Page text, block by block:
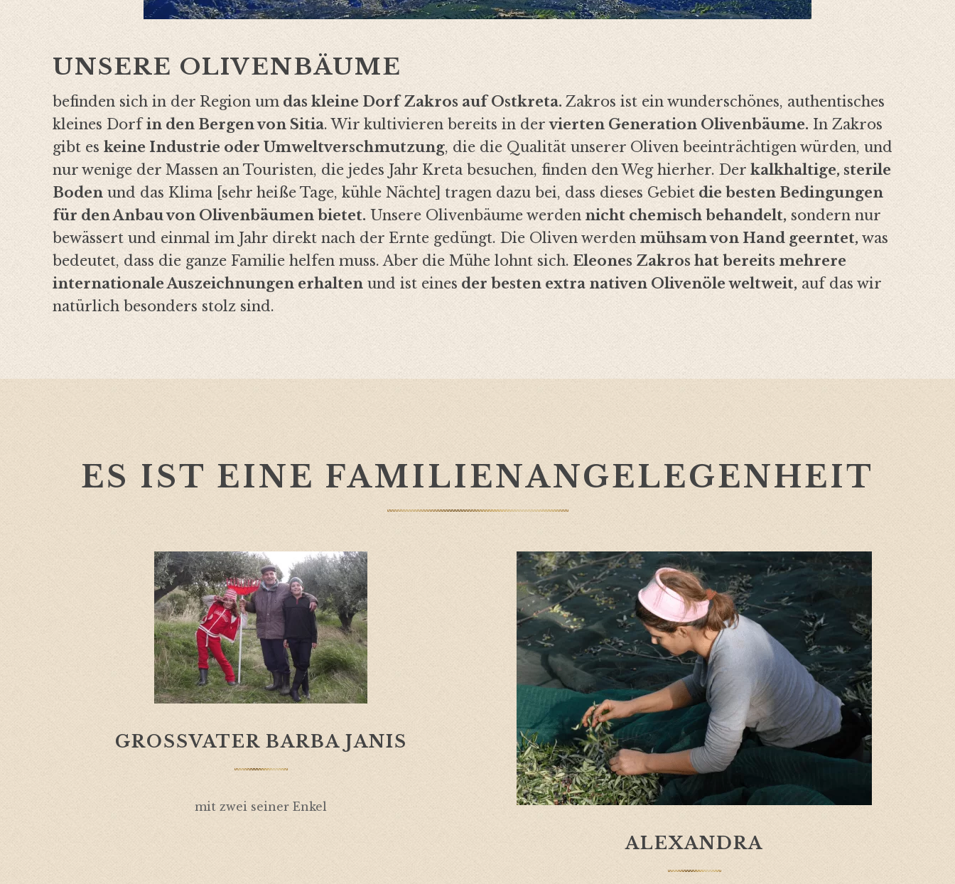
UNSERE OLIVENBÄUME
befinden sich in der Region um das kleine Dorf Zakros auf Ostkreta. Zakros ist ein wunderschönes, authentisches
kleines Dorfin den Bergen von Sitia. Wir kultivieren bereits in dervierten Generation Olivenbäume. In Zakros
gibt es keine Industrie oder Umweltverschmutzung, die die Qualität unserer Oliven beeinträchtigen würden, und
nur wenige der Massen an Touristen, die jedes Jahr Kreta besuchen, finden den Weg hierher. Der kalkhaltige, sterile
Boden und das Klima [sehr heiße Tage, kühle Nächte] tragen dazu bei, dass dieses Gebiet die besten Bedingungen
für den Anbau von Olivenbäumen bietet. Unsere Olivenbäume werden nicht chemisch behandelt, sondern nur
bewässert und einmal im Jahr direkt nach der Ernte gedüngt. Die Oliven werden mühsam von Hand geerntet, was
bedeutet, dass die ganze Familie helfen muss. Aber die Mühe lohnt sich. Eleones Zakros hat bereits mehrere
internationale Auszeichnungen erhalten und ist eines der besten extra nativen Olivenöle weltweit, auf das wir
natürlich besonders stolz sind.
ES IST EINE FAMILIENANGELEGENHEIT
GROSSVATER BARBA JANIS
mit zwei seiner Enkel
ALEXANDRA